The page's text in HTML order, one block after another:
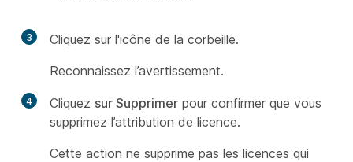
3
Cliquez sur l'icône de la corbeille.
Reconnaissez l’avertissement.
4 Cliquez sur Supprimer pour confirmer que vous
supprimez l’attribution de licence.
Cette action ne supprime pas les licences qui